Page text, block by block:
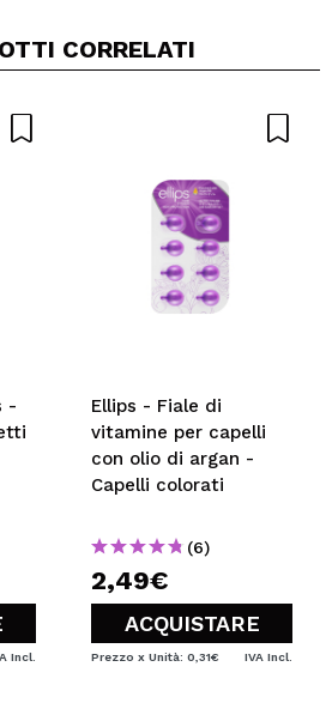
CORRELATI
-
Incl.
Ellips - Fiale di
vitamine per capelli
con olio di argan -
Capelli colorati
(6)
2,49€
ACQUISTARE
Prezzo x Unità: 0,31€ IVA Incl.